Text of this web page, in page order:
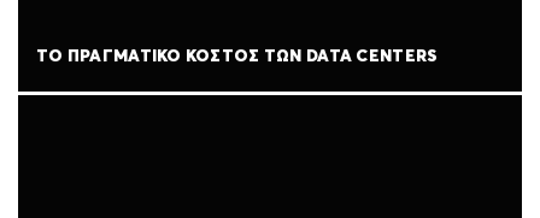
ΤΟ ΠΡΑΓΜΑΤΙΚΌ ΚΌΣΤΟΣ ΤΩΝ DATA CENTERS